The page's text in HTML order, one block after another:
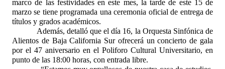
marco de las festividades en este mes, la tarde de este 15 de
marzo se tiene programada una ceremonia oficial de entrega de
títulos y grados académicos.
Además, detalló que el día 16, la Orquesta Sinfónica de
Alientos de Baja California Sur ofrecerá un concierto de gala
por el 47 aniversario en el Poliforo Cultural Universitario, en
punto de las 18:00 horas, con entrada libre.